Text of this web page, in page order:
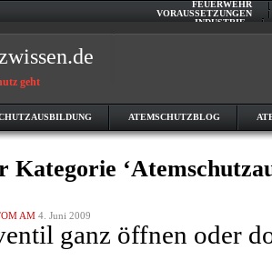
FEUERWEHR
VORAUSSETZUNGEN
INDUSTRIE
geht
ATEMSCHUTZBLOG
Kategorie
AM 4. Juni 2009
ganz öffnen oder